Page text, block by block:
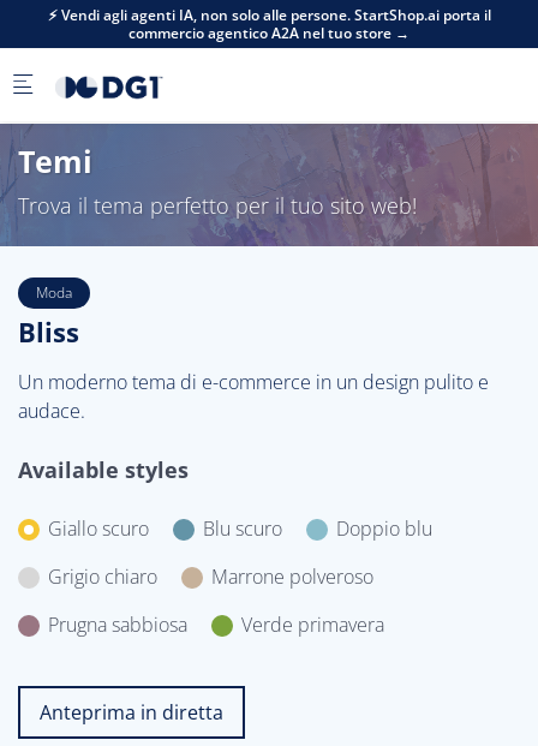
Skip to main content
⚡ Vendi agli agenti IA, non solo alle persone. StartShop.ai porta il
commercio agentico A2A nel tuo store →
Temi
Trova il tema perfetto per il tuo sito web!
Moda
Bliss
Un moderno tema di e-commerce in un design pulito e
audace.
Available styles
Giallo scuro Blu scuro
Doppio blu
Grigio chiaro
Marrone polveroso
Prugna sabbiosa
Verde primavera
Anteprima in diretta